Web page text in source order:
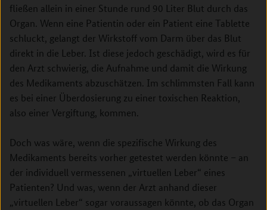
fließen allein in einer Stunde rund 90 Liter Blut durch das
Organ. Wenn eine Patientin oder ein Patient eine Tablette
schluckt, gelangt der Wirkstoff vom Darm über das Blut
direkt in die Leber. Ist diese jedoch geschädigt, wird es für
den Arzt schwierig, die Aufnahme und damit die Wirkung
des Medikaments abzuschätzen. Im schlimmsten Fall kann
es bei einer Überdosierung zu einer toxischen Reaktion,
also einer Vergiftung, kommen.
Doch was wäre, wenn die spezifische Wirkung des
Medikaments bereits vorher getestet werden könnte – an
der individuell vermessenen „virtuellen Leber“ eines
Patienten? Und was, wenn der Arzt anhand dieser
„virtuellen Leber“ sogar voraussagen könnte, ob das Organ